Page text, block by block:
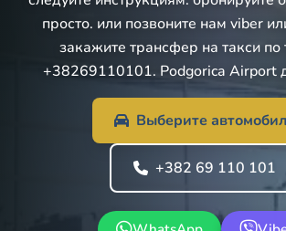
просто. или позвоните нам viber
закажите трансфер на такси по
+38269110101. Podgorica Airport
Выберите
+382 69 110 101